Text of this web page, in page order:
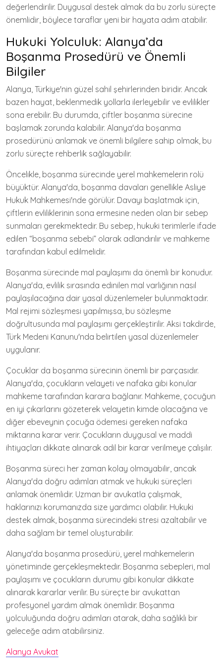
değerlendirilir. Duygusal destek almak da bu zorlu süreçte
önemlidir, böylece taraflar yeni bir hayata adım atabilir.
Hukuki Yolculuk: Alanya’da
Boşanma Prosedürü ve Önemli
Bilgiler
Alanya, Türkiye'nin güzel sahil şehirlerinden biridir. Ancak
bazen hayat, beklenmedik yollarla ilerleyebilir ve evlilikler
sona erebilir. Bu durumda, çiftler boşanma sürecine
başlamak zorunda kalabilir. Alanya'da boşanma
prosedürünü anlamak ve önemli bilgilere sahip olmak, bu
zorlu süreçte rehberlik sağlayabilir.
Öncelikle, boşanma sürecinde yerel mahkemelerin rolü
büyüktür. Alanya'da, boşanma davaları genellikle Asliye
Hukuk Mahkemesi'nde görülür. Davayı başlatmak için,
çiftlerin evliliklerinin sona ermesine neden olan bir sebep
sunmaları gerekmektedir. Bu sebep, hukuki terimlerle ifade
edilen “boşanma sebebi” olarak adlandırılır ve mahkeme
tarafından kabul edilmelidir.
Boşanma sürecinde mal paylaşımı da önemli bir konudur.
Alanya'da, evlilik sırasında edinilen mal varlığının nasıl
paylaşılacağına dair yasal düzenlemeler bulunmaktadır.
Mal rejimi sözleşmesi yapılmışsa, bu sözleşme
doğrultusunda mal paylaşımı gerçekleştirilir. Aksi takdirde,
Türk Medeni Kanunu'nda belirtilen yasal düzenlemeler
uygulanır.
Çocuklar da boşanma sürecinin önemli bir parçasıdır.
Alanya'da, çocukların velayeti ve nafaka gibi konular
mahkeme tarafından karara bağlanır. Mahkeme, çocuğun
en iyi çıkarlarını gözeterek velayetin kimde olacağına ve
diğer ebeveynin çocuğa ödemesi gereken nafaka
miktarına karar verir. Çocukların duygusal ve maddi
ihtiyaçları dikkate alınarak adil bir karar verilmeye çalışılır.
Boşanma süreci her zaman kolay olmayabilir, ancak
Alanya'da doğru adımları atmak ve hukuki süreçleri
anlamak önemlidir. Uzman bir avukatla çalışmak,
haklarınızı korumanızda size yardımcı olabilir. Hukuki
destek almak, boşanma sürecindeki stresi azaltabilir ve
daha sağlam bir temel oluşturabilir.
Alanya'da boşanma prosedürü, yerel mahkemelerin
yönetiminde gerçekleşmektedir. Boşanma sebepleri, mal
paylaşımı ve çocukların durumu gibi konular dikkate
alınarak kararlar verilir. Bu süreçte bir avukattan
profesyonel yardım almak önemlidir. Boşanma
yolculuğunda doğru adımları atarak, daha sağlıklı bir
geleceğe adım atabilirsiniz.
Alanya Avukat